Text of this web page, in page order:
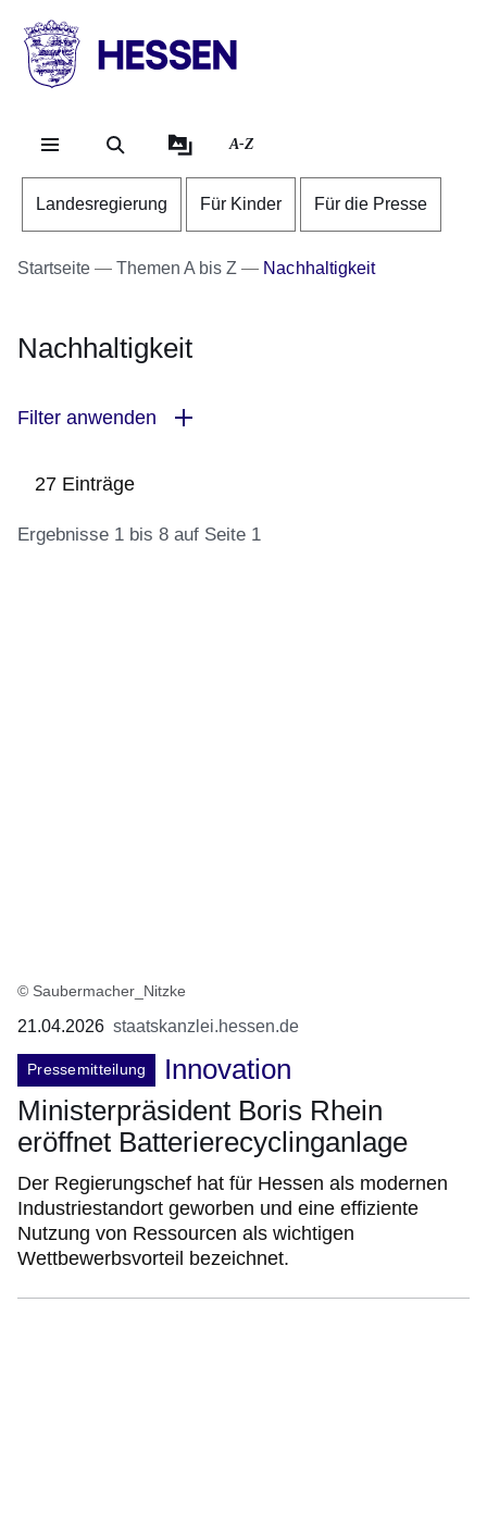
HESSEN
Landesregierung
A-Z
Landesregierung Für Kinder Für die Presse
Startseite Themen A bis Z Nachhaltigkeit
Nachhaltigkeit
Filter anwenden
27 Einträge
Ergebnisse 1 bis 8 auf Seite 1
© Saubermacher_Nitzke
21.04.2026 staatskanzlei.hessen.de
Pressemitteilung
Innovation
Ministerpräsident Boris Rhein
eröffnet Batterierecyclinganlage
Der Regierungschef hat für Hessen als modernen
Industriestandort geworben und eine effiziente
Nutzung von Ressourcen als wichtigen
Wettbewerbsvorteil bezeichnet.